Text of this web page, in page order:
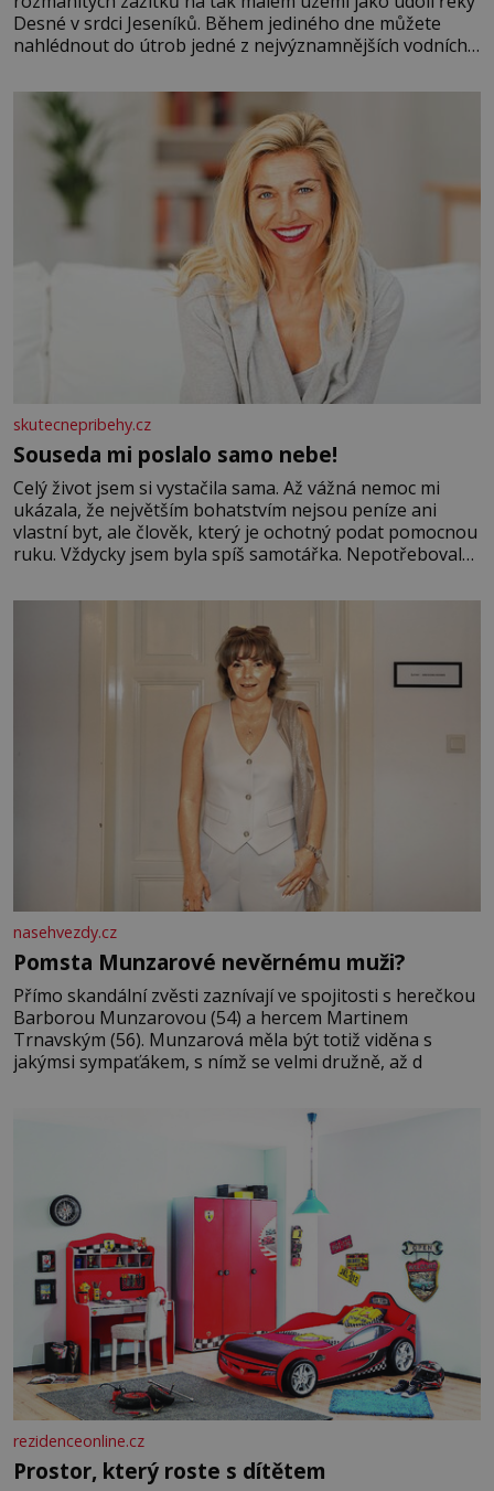
Desné v srdci Jeseníků. Během jediného dne můžete
nahlédnout do útrob jedné z nejvýznamnějších vodních
se na koloběžce a den zakončit poznáváním památek ve
Velkých Losinách nebo v termálním
skutecnepribehy.cz
Souseda mi poslalo samo nebe!
Celý život jsem si vystačila sama. Až vážná nemoc mi
ukázala, že největším bohatstvím nejsou peníze ani
vlastní byt, ale člověk, který je ochotný podat pomocnou
ruku. Vždycky jsem byla spíš samotářka. Nepotřebovala
mi knihy, práce a hlavně klid. Hned po studiích jsem
nasehvezdy.cz
Pomsta Munzarové nevěrnému muži?
Přímo skandální zvěsti zaznívají ve spojitosti s herečkou
Barborou Munzarovou (54) a hercem Martinem
Trnavským (56). Munzarová měla být totiž viděna s
jakýmsi sympaťákem, s nímž se velmi družně, až d
rezidenceonline.cz
Prostor, který roste s dítětem